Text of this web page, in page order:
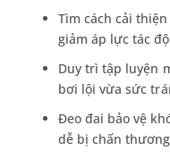
Tìm cách cải
giảm áp lực tác
Duy trì tập luyện
bơi lội vừa sức
Đeo đai bảo vệ
dễ bị chấn